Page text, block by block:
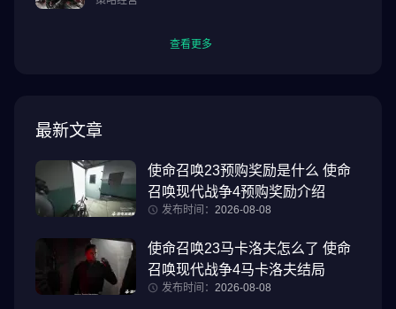
查看更多
最新文章
使命召唤23预购奖励是什么 使命
召唤现代战争4预购奖励介绍
发布时间： 2026-08-08
使命召唤23马卡洛夫怎么了 使命
召唤现代战争4马卡洛夫结局
发布时间： 2026-08-08